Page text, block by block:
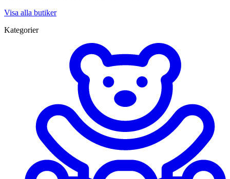
Visa alla butiker
Kategorier